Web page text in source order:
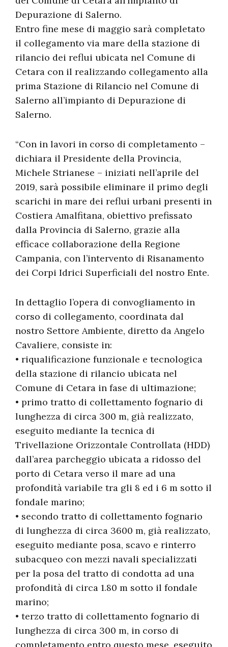
Depurazione di Salerno.
Entro fine mese di maggio sarà completato
il collegamento via mare della stazione di
rilancio dei reflui ubicata nel Comune di
Cetara con il realizzando collegamento alla
prima Stazione di Rilancio nel Comune di
Salerno all’impianto di Depurazione di
Salerno.
“Con in lavori in corso di completamento –
dichiara il Presidente della Provincia,
Michele Strianese – iniziati nell’aprile del
2019, sarà possibile eliminare il primo degli
scarichi in mare dei reflui urbani presenti in
Costiera Amalfitana, obiettivo prefissato
dalla Provincia di Salerno, grazie alla
efficace collaborazione della Regione
Campania, con l’intervento di Risanamento
dei Corpi Idrici Superficiali del nostro Ente.
In dettaglio l’opera di convogliamento in
corso di collegamento, coordinata dal
nostro Settore Ambiente, diretto da Angelo
Cavaliere, consiste in:
• riqualificazione funzionale e tecnologica
della stazione di rilancio ubicata nel
Comune di Cetara in fase di ultimazione;
• primo tratto di collettamento fognario di
lunghezza di circa 300 m, già realizzato,
eseguito mediante la tecnica di
Trivellazione Orizzontale Controllata (HDD)
dall’area parcheggio ubicata a ridosso del
porto di Cetara verso il mare ad una
profondità variabile tra gli 8 ed i 6 m sotto il
fondale marino;
• secondo tratto di collettamento fognario
di lunghezza di circa 3600 m, già realizzato,
eseguito mediante posa, scavo e rinterro
subacqueo con mezzi navali specializzati
per la posa del tratto di condotta ad una
profondità di circa 1.80 m sotto il fondale
marino;
• terzo tratto di collettamento fognario di
lunghezza di circa 300 m, in corso di